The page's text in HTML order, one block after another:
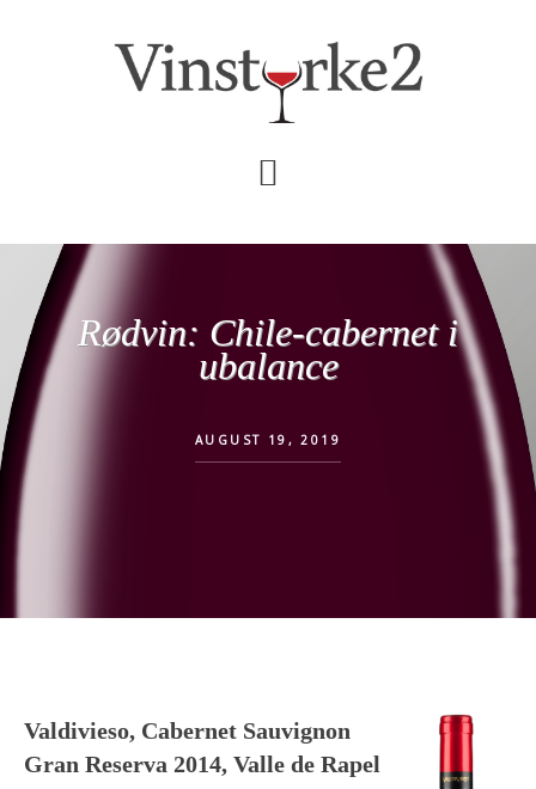
Rødvin: Chile-cabernet i
ubalance
AUGUST 19, 2019
Valdivieso, Cabernet Sauvignon
Gran Reserva 2014, Valle de Rapel